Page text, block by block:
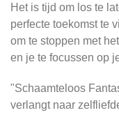
Het is tijd om los te
perfecte toekomst te
om te stoppen met
en je te focussen op
"Schaamteloos
verlangt naar